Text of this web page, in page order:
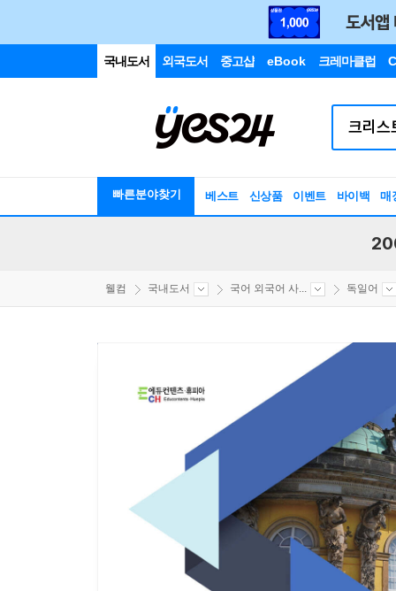
국내도서 외국도서 중고샵 eBook 크레마클럽
빠른분야찾기 베스트 신상품 이벤트 바이백 매
웰컴 국내도서 국어 외국어 사... 독일어